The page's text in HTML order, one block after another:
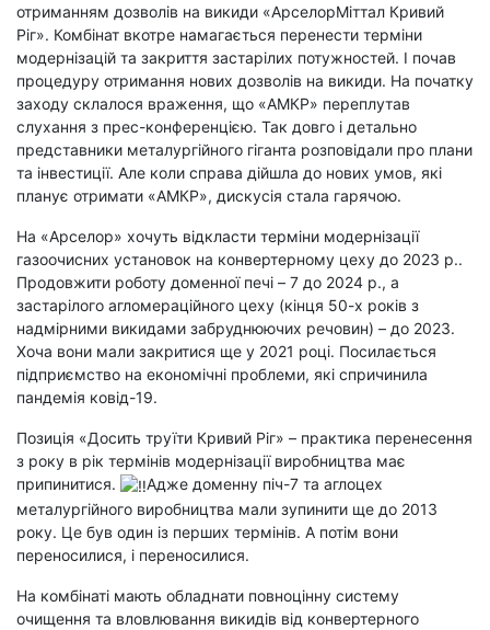
отриманням дозволів на викиди «АрселорМіттал Кривий
Ріг». Комбінат вкотре намагається перенести терміни
модернізацій та закриття застарілих потужностей. І почав
процедуру отримання нових дозволів на викиди. На початку
заходу склалося враження, що «АМКР» переплутав
слухання з прес-конференцією. Так довго і детально
представники металургійного гіганта розповідали про плани
та інвестиції. Але коли справа дійшла до нових умов, які
планує отримати «АМКР», дискусія стала гарячою.
На «Арселор» хочуть відкласти терміни модернізації
газоочисних установок на конвертерному цеху до 2023 р..
Продовжити роботу доменної печі – 7 до 2024 р., а
застарілого агломераційного цеху (кінця 50-х років з
надмірними викидами забруднюючих речовин) – до 2023.
Хоча вони мали закритися ще у 2021 році. Посилається
підприємство на економічні проблеми, які спричинила
пандемія ковід-19.
Позиція «Досить труїти Кривий Ріг» – практика перенесення
з року в рік термінів модернізації виробництва має
припинитися.
Адже доменну піч-7 та аглоцех
металургійного виробництва мали зупинити ще до 2013
року. Це був один із перших термінів. А потім вони
переносилися, і переносилися.
На комбінаті мають обладнати повноцінну систему
очищення та вловлювання викидів від конвертерного